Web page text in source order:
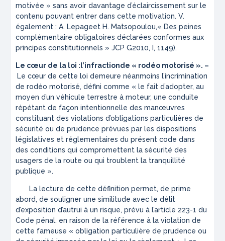
motivée » sans avoir davantage d’éclaircissement sur le
contenu pouvant entrer dans cette motivation. V.
également : A. Lepageet H. Matsopoulou,« Des peines
complémentaire obligatoires déclarées conformes aux
principes constitutionnels »JCP G2010, I, 1149).
Le cœur de la loi :l’infractionde « rodéo motorisé ». –
Le cœur de cette loi demeure néanmoins l’incrimination
de rodéo motorisé, défini comme « le fait d’adopter, au
moyen d’un véhicule terrestre à moteur, une conduite
répétant de façon intentionnelle des manœuvres
constituant des violations d’obligations particulières de
sécurité ou de prudence prévues par les dispositions
législatives et réglementaires du présent code dans
des conditions qui compromettent la sécurité des
usagers de la route ou qui troublent la tranquillité
publique ».
La lecture de cette définition permet, de prime
abord, de souligner une similitude avec le délit
d’exposition d’autrui à un risque, prévu à l’article 223-1 du
Code pénal, en raison de la référence à la violation de
cette fameuse « obligation particulière de prudence ou